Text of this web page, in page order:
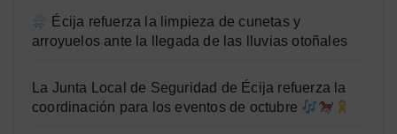
Écija refuerza la limpieza de cunetas y
arroyuelos ante la llegada de las lluvias otoñales
La Junta Local de Seguridad de Écija refuerza la
coordinación para los eventos de octubre